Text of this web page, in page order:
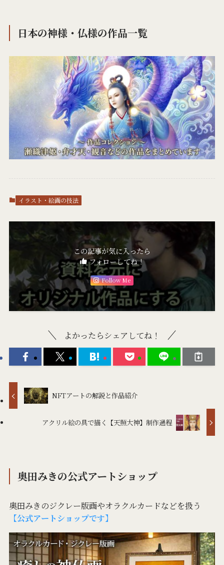
日本の神様・仏様の作品一覧
イラスト・絵画の技法
この記事が気に入ったら
フォローしてね！
Follow Me
よかったらシェアしてね！
NFTアートの解説と作品紹介
アクリル絵の具で描く【天照大神】制作過程
奥田みきの公式アートショップ
奥田みきのジクレー版画やオラクルカードなどを扱う
【公式アートショップです】